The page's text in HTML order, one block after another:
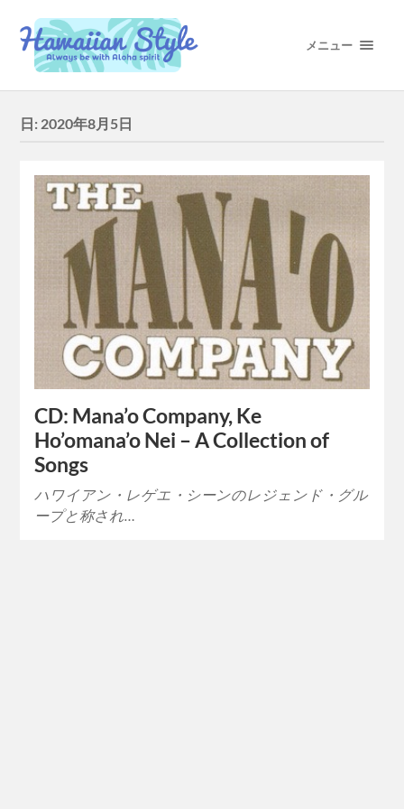
メニュー
日: 2020年8月5日
CD: Mana’o Company, Ke
Ho’omana’o Nei – A Collection of
Songs
ハワイアン・レゲエ・シーンのレジェンド・グル
ープと称され…